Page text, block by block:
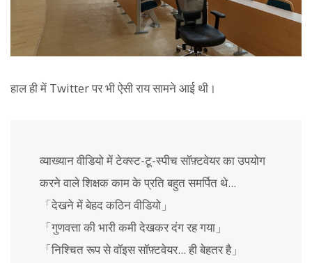
हाल ही में Twitter पर भी ऐसी राय सामने आई थी।
व्याख्यान वीडियो में टेक्स्ट-टू-स्पीच सॉफ़्टवेयर का उपयोग
करने वाले शिक्षक काम के प्रति बहुत समर्पित थे...
「देखने में बेहद कठिन वीडियो」
「गुणवत्ता की भारी कमी देखकर दंग रह गया」
「निश्चित रूप से वॉइस सॉफ़्टवेयर... ही बेहतर है」